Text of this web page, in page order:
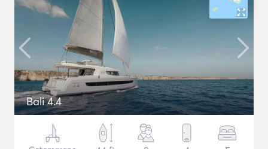
Bali 4.4